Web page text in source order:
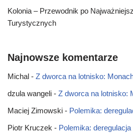
Kolonia – Przewodnik po
Turystycznych
Najnowsze komentarze
Michal - Z dworca na lotnisko:
dzula wangeli - Z dworca na lotnisko:
Maciej Zimowski - Polemika:
Piotr Kruczek - Polemika: